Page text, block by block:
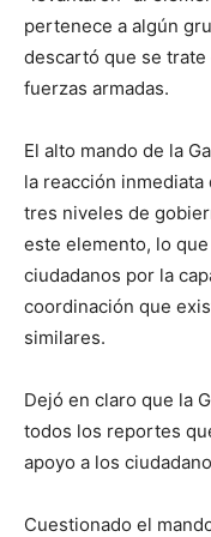
pertenece a algún
descartó que se trate
fuerzas armadas.
El alto mando de la
la reacción
tres niveles de
este elemento, lo
ciudadanos por la
coordinación que
similares.
Dejó en claro que la
todos los reportes
apoyo a los
Cuestionado el